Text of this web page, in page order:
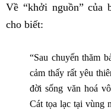
Về “khởi nguồn” của
cho biết:
“Sau chuyến thăm
cảm thấy rất yêu
đời sống văn hoá
Cát tọa lạc tại vùng